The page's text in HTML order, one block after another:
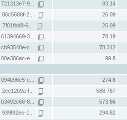
721313e7-9... 83.14
86c5688f-2... 26.09
7f01fbd8-6... 26.09
61394669-3... 78.19
cb93548e-c... 78.312
00e386ac-e... 99.8
094b96e5-c... 274.8
2ee12b9a-f... 588.787
b3492c68-8... 573.86
939f82ec-1... 294.82